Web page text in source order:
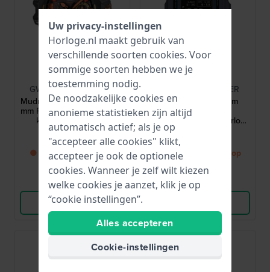
G-Shock
GWG-B1000MG-1A9ER
Mudmaster Magma Gold 56
mm Ruw terreinhorloge met
kompas, barometer,
hoogtemeter en
thermometer
899,-
● Binnenkort weer op
voorraad
Vergelijk
Bekijk Product
G-Shock
GW-BX5600CBG-2ER
5600 Series 42.8 mm
Milieuvriendelijk
radiogestuurd solar horloge
met Bluetooth en MIP-
● Binnenkort weer op
voorraad
Vergelijk
Uw privacy-instellingen
Horloge.nl maakt gebruik van
verschillende soorten cookies. Voor
sommige soorten hebben we je
toestemming nodig.
De noodzakelijke cookies en
anonieme statistieken zijn altijd
automatisch actief; als je op
"accepteer alle cookies" klikt,
accepteer je ook de optionele
cookies. Wanneer je zelf wilt kiezen
welke cookies je aanzet, klik je op
“cookie instellingen”.
Alles accepteren
Cookie-instellingen